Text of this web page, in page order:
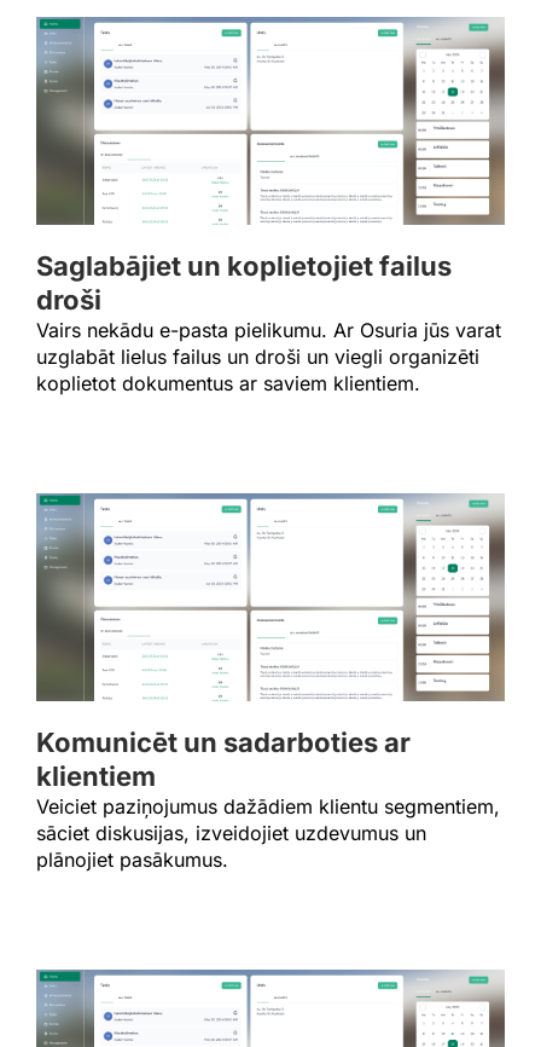
Saglabājiet un koplietojiet failus
droši
Vairs nekādu e-pasta pielikumu. Ar Osuria jūs varat
uzglabāt lielus failus un droši un viegli organizēti
koplietot dokumentus ar saviem klientiem.
Komunicēt un sadarboties ar
klientiem
Veiciet paziņojumus dažādiem klientu segmentiem,
sāciet diskusijas, izveidojiet uzdevumus un
plānojiet pasākumus.